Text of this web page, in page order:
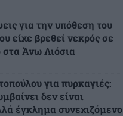
για την υπόθεση του
είχε βρεθεί νεκρός σε
στα Άνω Λιόσια
για πυρκαγιές:
δεν είναι
έγκλημα συνεχιζόμενο